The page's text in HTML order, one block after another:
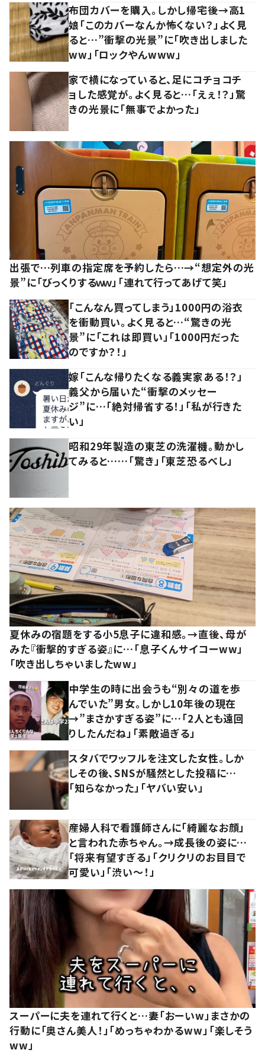
布団カバーを購入。しかし帰宅後→高1
娘「このカバーなんか怖くない？」よく見
ると…”衝撃の光景”に「吹き出しました
ww」「ロックやんwww」
家で横になっていると、足にコチョコチ
ョした感覚が。よく見ると…「えぇ！？」驚
きの光景に「無事でよかった」
出張で…列車の指定席を予約したら…→“想定外の光
景”に「びっくりするｗｗ」「連れて行ってあげて笑」
「こんなん買ってしまう」1000円の浴衣
を衝動買い。よく見ると…“驚きの光
景”に「これは即買い」「1000円だった
のですか？！」
嫁「こんな帰りたくなる義実家ある！？」
義父から届いた“衝撃のメッセー
ジ”に…「絶対帰省する！」「私が行きた
い」
昭和29年製造の東芝の洗濯機。動かし
てみると……「驚き」「東芝恐るべし」
夏休みの宿題をする小5息子に違和感。→直後、母が
みた『衝撃的すぎる姿』に…「息子くんサイコーww」
「吹き出しちゃいましたww」
中学生の時に出会うも“別々の道を歩
んでいた”男女。しかし10年後の現在
→”まさかすぎる姿”に…「2人とも遠回
りしたんだね」「素敵過ぎる」
スタバでワッフルを注文した女性。しか
しその後、SNSが騒然とした投稿に…
「知らなかった」「ヤバい安い」
産婦人科で看護師さんに「綺麗なお顔」
と言われた赤ちゃん。→成長後の姿に…
「将来有望すぎる」「クリクリのお目目で
可愛い」「渋い～！」
スーパーに夫を連れて行くと…妻「おーいw」まさかの
行動に「奥さん美人！」「めっちゃわかるww」「楽しそう
ww」